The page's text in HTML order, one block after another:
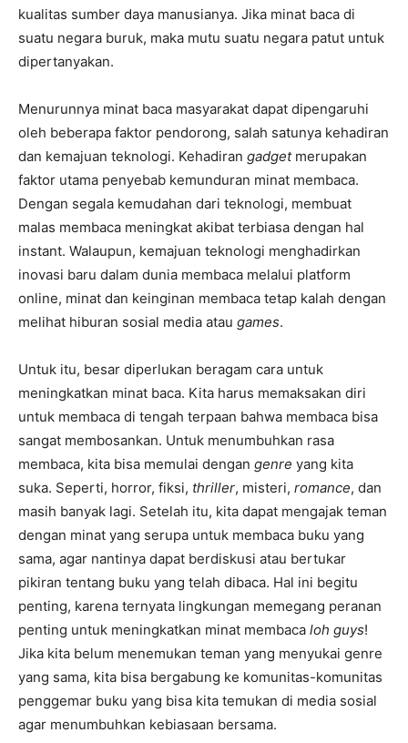
kualitas sumber daya manusianya. Jika minat baca di
suatu negara buruk, maka mutu suatu negara patut untuk
dipertanyakan.
Menurunnya minat baca masyarakat dapat dipengaruhi
oleh beberapa faktor pendorong, salah satunya kehadiran
dan kemajuan teknologi. Kehadiran gadgetmerupakan
faktor utama penyebab kemunduran minat membaca.
Dengan segala kemudahan dari teknologi, membuat
malas membaca meningkat akibat terbiasa dengan hal
instant. Walaupun, kemajuan teknologi menghadirkan
inovasi baru dalam dunia membaca melalui platform
online, minat dan keinginan membaca tetap kalah dengan
melihat hiburan sosial media atau games.
Untuk itu, besar diperlukan beragam cara untuk
meningkatkan minat baca. Kita harus memaksakan diri
untuk membaca di tengah terpaan bahwa membaca bisa
sangat membosankan. Untuk menumbuhkan rasa
membaca, kita bisa memulai dengan genre yang kita
suka. Seperti, horror, fiksi, thriller, misteri, romance, dan
masih banyak lagi. Setelah itu, kita dapat mengajak teman
dengan minat yang serupa untuk membaca buku yang
sama, agar nantinya dapat berdiskusi atau bertukar
pikiran tentang buku yang telah dibaca. Hal ini begitu
penting, karena ternyata lingkungan memegang peranan
penting untuk meningkatkan minat membaca loh guys!
Jika kita belum menemukan teman yang menyukai genre
yang sama, kita bisa bergabung ke komunitas-komunitas
penggemar buku yang bisa kita temukan di media sosial
agar menumbuhkan kebiasaan bersama.